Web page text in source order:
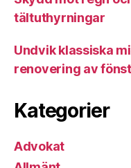
tältuthyrningar
Undvik klassiska
renovering av
Kategorier
Advokat